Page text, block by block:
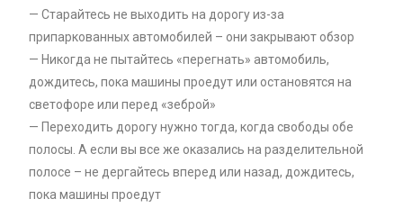
— Старайтесь не выходить на дорогу из-за
припаркованных автомобилей – они закрывают обзор
— Никогда не пытайтесь «перегнать» автомобиль,
дождитесь, пока машины проедут или остановятся на
светофоре или перед «зеброй»
— Переходить дорогу нужно тогда, когда свободы обе
полосы. А если вы все же оказались на разделительной
полосе – не дергайтесь вперед или назад, дождитесь,
пока машины проедут